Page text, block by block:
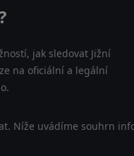
jak sledovat Jižní
na oficiální a legální
Níže uvádíme souhrn